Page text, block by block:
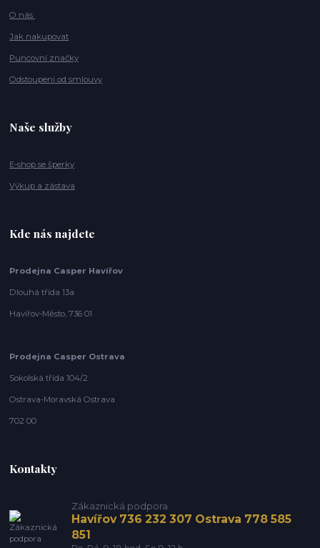
O nás
Jak nakupovat
Puncovní značky
Odstoupení od smlouvy
Naše služby
E-shop se šperky
Výkup a zástava
Kde nás najdete
Prodejna Casper Havířov
Dlouhá třída 13a
Havířov-Město, 736 01
Prodejna Casper Ostrava
Sokolská třída 104/2
Ostrava-Moravská Ostrava
702 00
Kontakty
Zákaznická podpora
Havířov 736 232 307 Ostrava 778 585
851